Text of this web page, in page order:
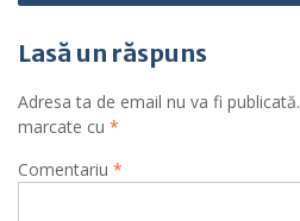
Lasă un răspuns
Adresa ta de email nu va fi publicată.
marcate cu *
Comentariu *